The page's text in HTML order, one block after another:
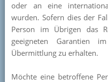
oder an eine
wurden. Sofern dies der
Person im Übrigen das
geeigneten Garantien
Übermittlung zu erhalten.
Möchte eine betroffene